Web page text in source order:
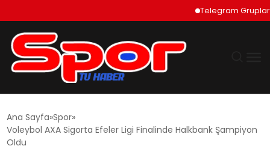
Telegram Grupları
DÜNYA
Ana Sayfa Spor
Voleybol AXA Sigorta Efeler Ligi Finalinde Halkbank Şampiyon
Oldu